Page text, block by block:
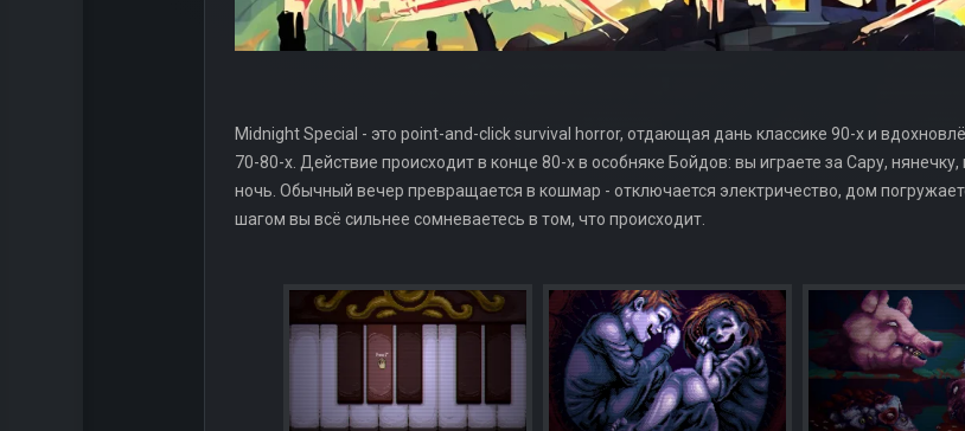
Midnight Special - это point-and-click survival horror, отдающая дань классике 90-х и
70-80-х. Действие происходит в конце 80-х в особняке Бойдов: вы играете за Сару,
ночь. Обычный вечер превращается в кошмар - отключается электричество, дом
шагом вы всё сильнее сомневаетесь в том, что происходит.